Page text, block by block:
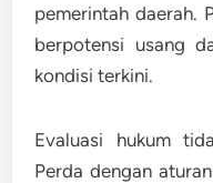
pemerintah daerah.
berpotensi usang
kondisi terkini.
Evaluasi hukum
Perda dengan